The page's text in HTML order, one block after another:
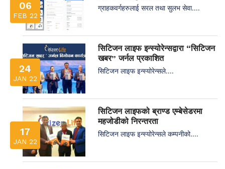
06
FEB 22
ग्राहकवर्गहरुलाई सरल तथा सुलभ सेवा....
24
JAN 22
सिटिजन लाइफ इन्स्योरेन्सद्वारा “सिटिजन
खबर” जर्नल प्रकाशित
सिटिजन लाइफ इन्स्योरेन्सले....
17
JAN 22
सिटिजन लाइफको ब्राण्ड एम्बेसेडरमा
महजोडीको निरन्तरता
सिटिजन लाइफ इन्स्योरेन्सले कम्पनीको....